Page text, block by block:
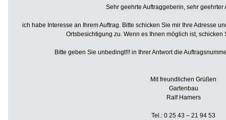
Sehr geehrte Auftraggeberin, sehr geehrter
ich habe Interesse an Ihrem Auftrag. Bitte schicken Sie mir Ihre Adresse
Ortsbesichtigung zu. Wenn es Ihnen möglich ist, schicken
Bitte geben Sie unbedingt!!! in Ihrer Antwort die
Mit freundlichen Grüßen
Gartenbau
Ralf Hamers
Tel.: 0 25 43 – 21 94 53